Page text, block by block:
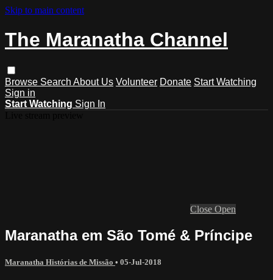
Skip to main content
The Maranatha Channel
Browse Search About Us Volunteer Donate Start Watching
Sign in
Start Watching Sign In
Close Open
Maranatha em São Tomé & Príncipe
Maranatha Histórias de Missão • 05-Jul-2018